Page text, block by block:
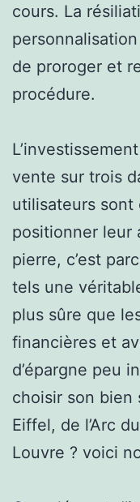
cours. La
de proroger et
procédure.
vente sur trois
utilisateurs sont
positionner leur
pierre, c’est
tels une
plus sûre que
financières et
d’épargne peu
choisir son bien
Eiffel, de l’Arc
Louvre ? voici